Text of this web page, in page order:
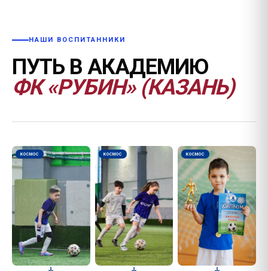
НАШИ ВОСПИТАННИКИ
ПУТЬ В АКАДЕМИЮ
ФК «РУБИН» (КАЗАНЬ)
КОСМОС КОСМОС КОСМОС